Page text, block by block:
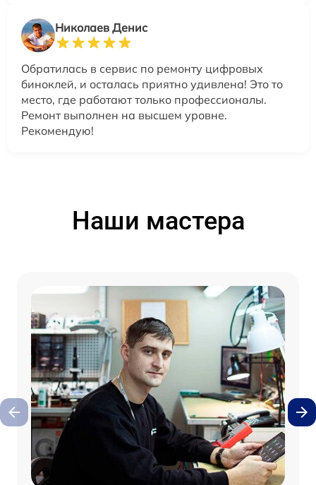
Николаев Денис
Обратилась в сервис по ремонту цифровых
биноклей, и осталась приятно удивлена! Это то
место, где работают только профессионалы.
Ремонт выполнен на высшем уровне.
Рекомендую!
Наши мастера